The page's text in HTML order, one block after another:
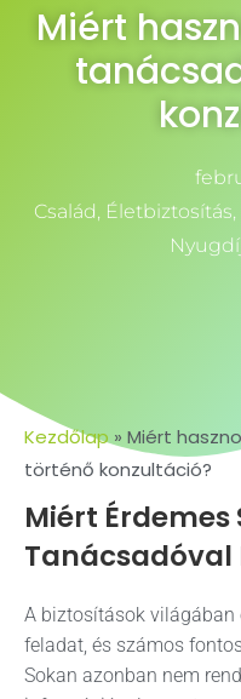
Miért
Család, Életbiztosítás
Kezdőlap» Miért
történő konzultáció?
Miért
Tanácsadóval
A biztosítások világában
feladat, és számos
Sokan azonban nem